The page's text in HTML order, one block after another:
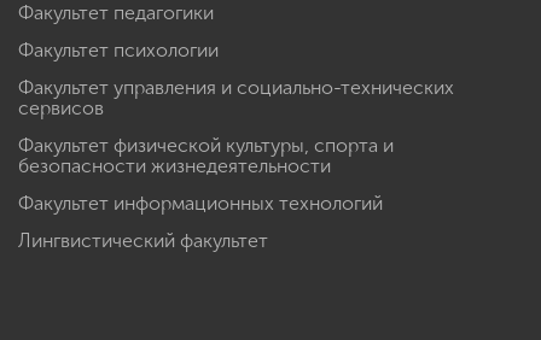
Факультет педагогики
Факультет психологии
Факультет управления и социально-технических
сервисов
Факультет физической культуры, спорта и
безопасности жизнедеятельности
Факультет информационных технологий
Лингвистический факультет